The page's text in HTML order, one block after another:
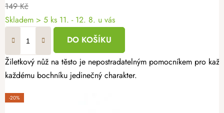
149 Kč
Skladem > 5 ks 11. - 12. 8. u vás
DO KOŠÍKU
Žiletkový nůž na těsto je nepostradatelným pomocníkem pro
každému bochníku jedinečný charakter.
-20%